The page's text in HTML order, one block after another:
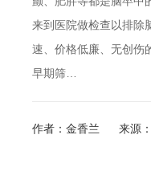
来到医院做检查以排除
速、价格低廉、无创伤
早期筛…
作者：金香兰 来源